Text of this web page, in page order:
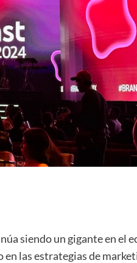
siendo un gigante en el
las estrategias de